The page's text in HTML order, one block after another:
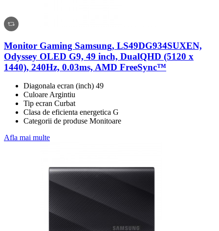
Monitor Gaming Samsung, LS49DG934SUXEN,
Odyssey OLED G9, 49 inch, DualQHD (5120 x
1440), 240Hz, 0.03ms, AMD FreeSync™
Diagonala ecran (inch) 49
Culoare Argintiu
Tip ecran Curbat
Clasa de eficienta energetica G
Categorii de produse Monitoare
Afla mai multe